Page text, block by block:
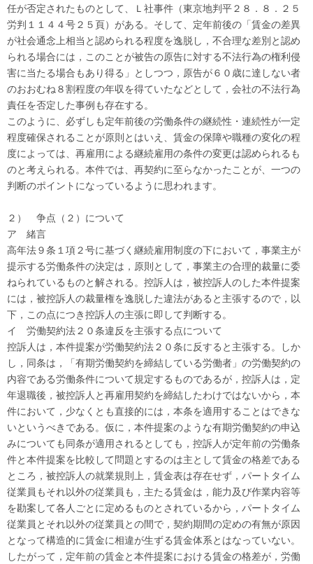
任が否定されたものとして、Ｌ社事件（東京地判平２８．８．２５
労判１１４４号２５頁）がある。そして、定年前後の「賃金の差異
が社会通念上相当と認められる程度を逸脱し，不合理な差別と認め
られる場合には，このことが被告の原告に対する不法行為の権利侵
害に当たる場合もあり得る」としつつ，原告が６０歳に達しない者
のおおむね８割程度の年収を得ていたなどとして，会社の不法行為
責任を否定した事例も存在する。
このように、必ずしも定年前後の労働条件の継続性・連続性が一定
程度確保されることが原則とはいえ、賃金の保障や職種の変化の程
度によっては、再雇用による継続雇用の条件の変更は認められるも
のと考えられる。本件では、再契約に至らなかったことが、一つの
判断のポイントになっているように思われます。
２） 争点（２）について
ア 緒言
高年法９条１項２号に基づく継続雇用制度の下において，事業主が
提示する労働条件の決定は，原則として，事業主の合理的裁量に委
ねられているものと解される。 控訴人は，被控訴人のした本件提案
には，被控訴人の裁量権を逸脱した違法があると主張するので，以
下，この点につき控訴人の主張に即して判断する。
イ 労働契約法２０条違反を主張する点について
控訴人は，本件提案が労働契約法２０条に反すると主張する。 しか
し，同条は，「有期労働契約を締結している労働者」の労働契約の
内容である労働条件について規定するものであるが，控訴人は，定
年退職後，被控訴人と再雇用契約を締結したわけではないから，本
件において，少なくとも直接的には，本条を適用することはできな
いというべきである。 仮に，本件提案のような有期労働契約の申込
みについても同条が適用されるとしても， 控訴人が定年前の労働条
件と本件提案を比較して問題とするのは主として賃金の格差である
ところ，被控訴人の就業規則上，賃金表は存在せず，パートタイム
従業員もそれ以外の従業員も，主たる賃金は，能力及び作業内容等
を勘案して各人ごとに定めるものとされているから，パートタイム
従業員とそれ以外の従業員との間で，契約期間の定めの有無が原因
となって構造的に賃金に相違が生ずる賃金体系とはなっていない。
したがって，定年前の賃金と本件提案における賃金の格差が，労働